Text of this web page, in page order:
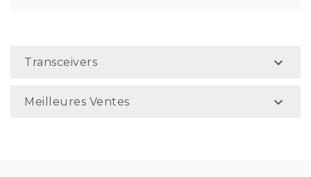
Transceivers 
Meilleures Ventes 